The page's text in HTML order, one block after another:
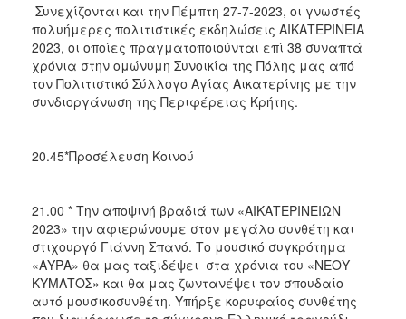
ΤΟΠΟΣ
ΔΗΜΟΣ
ΠΟΛΗ
Συνεχίζονται και την Πέμπτη 27-7-2023, οι γνωστές
πολυήμερες πολιτιστικές εκδηλώσεις ΑΙΚΑΤΕΡΙΝΕΙΑ
2023, οι οποίες πραγματοποιούνται επί 38 συναπτά
χρόνια στην ομώνυμη Συνοικία της Πόλης μας από
τον Πολιτιστικό Σύλλογο Αγίας Αικατερίνης με την
συνδιοργάνωση της Περιφέρειας Κρήτης.
20.45*Προσέλευση Κοινού
21.00 * Την αποψινή βραδιά των «ΑΙΚΑΤΕΡΙΝΕΙΩΝ
2023» την αφιερώνουμε στον μεγάλο συνθέτη και
στιχουργό Γιάννη Σπανό. Το μουσικό συγκρότημα
«ΑΥΡΑ» θα μας ταξιδέψει στα χρόνια του «ΝΕΟΥ
ΚΥΜΑΤΟΣ» και θα μας ζωντανέψει τον σπουδαίο
αυτό μουσικοσυνθέτη. Υπήρξε κορυφαίος συνθέτης